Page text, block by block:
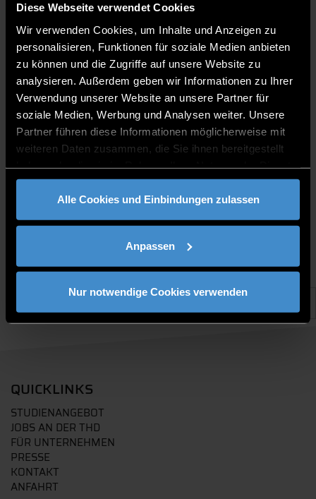
Diese Webseite verwendet Cookies
Wir verwenden Cookies, um Inhalte und Anzeigen zu
personalisieren, Funktionen für soziale Medien anbieten
zu können und die Zugriffe auf unsere Website zu
analysieren. Außerdem geben wir Informationen zu Ihrer
Verwendung unserer Website an unsere Partner für
soziale Medien, Werbung und Analysen weiter. Unsere
Partner führen diese Informationen möglicherweise mit
weiteren Daten zusammen, die Sie ihnen bereitgestellt
gesammelt haben.
Alle Cookies und Einbindungen zulassen
Anpassen
Nur notwendige Cookies verwenden
IT-Zentrum
Softwareentwicklung
Referatsleiter
Software Entwickler
ITC2+ 2. Stock
0991/3615-597
QUICKLINKS
STUDIENANGEBOT
JOBS AN DER THD
FÜR UNTERNEHMEN
PRESSE
KONTAKT
ANFAHRT